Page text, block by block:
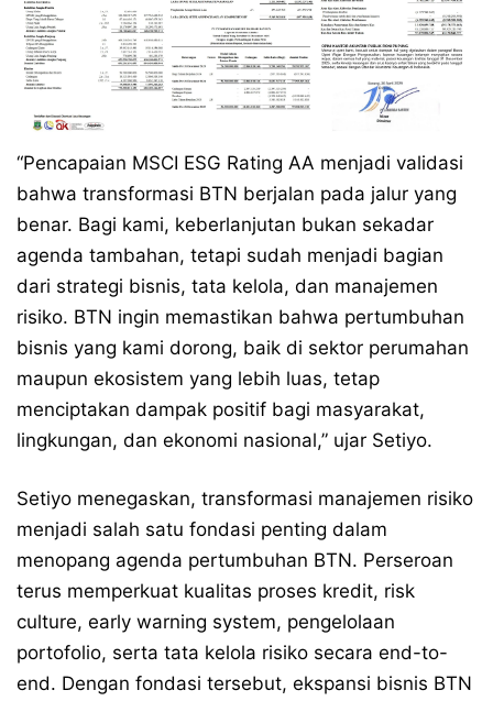
“Pencapaian MSCI ESG Rating AA menjadi validasi
bahwa transformasi BTN berjalan pada jalur yang
benar. Bagi kami, keberlanjutan bukan sekadar
agenda tambahan, tetapi sudah menjadi bagian
dari strategi bisnis, tata kelola, dan manajemen
risiko. BTN ingin memastikan bahwa pertumbuhan
bisnis yang kami dorong, baik di sektor perumahan
maupun ekosistem yang lebih luas, tetap
menciptakan dampak positif bagi masyarakat,
lingkungan, dan ekonomi nasional,” ujar Setiyo.
Setiyo menegaskan, transformasi manajemen risiko
menjadi salah satu fondasi penting dalam
menopang agenda pertumbuhan BTN. Perseroan
terus memperkuat kualitas proses kredit, risk
culture, early warning system, pengelolaan
portofolio, serta tata kelola risiko secara end-to-
end. Dengan fondasi tersebut, ekspansi bisnis BTN